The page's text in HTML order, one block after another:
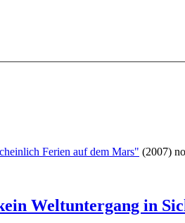
Ferien auf dem Mars" (2007)
Weltuntergang in